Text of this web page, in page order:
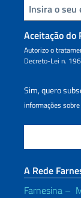
Inserisci la tua email
Aceitação do
Autorizo o
Decreto-Lei n.
Sim, quero
informações
A Rede
Farnesina –